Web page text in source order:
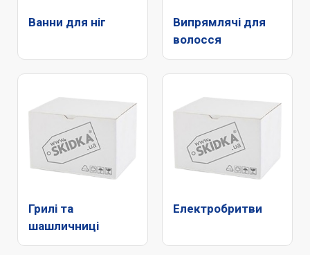
Ванни для ніг
Випрямлячі для
волосся
Грилі та
шашличниці
Електробритви